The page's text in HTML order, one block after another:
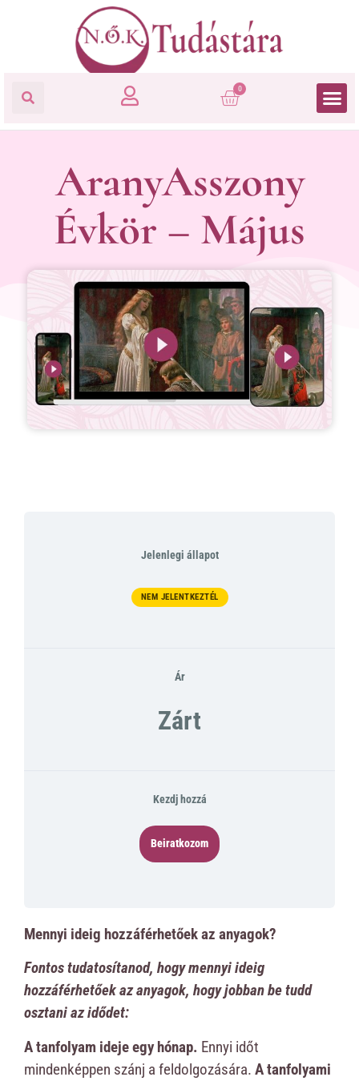
0
AranyAsszony
Évkör – Május
Jelenlegi állapot
NEM JELENTKEZTÉL
Ár
Zárt
Kezdj hozzá
Beiratkozom
Mennyi ideig hozzáférhetőek az anyagok?
Fontos tudatosítanod, hogy mennyi ideig
hozzáférhetőek az anyagok, hogy jobban be tudd
osztani az idődet:
A tanfolyam ideje egy hónap. Ennyi időt
mindenképpen szánj a feldolgozására. A tanfolyami